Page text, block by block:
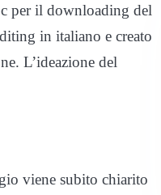
per il downloading del
in italiano e creato
L’ideazione del
viene subito chiarito